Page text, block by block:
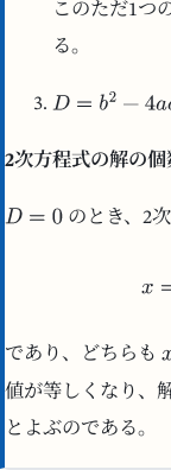
このただ1つ
る。
2次方程式の解の個
のとき、2
であり、どちらも
値が等しくなり、
とよぶのである。